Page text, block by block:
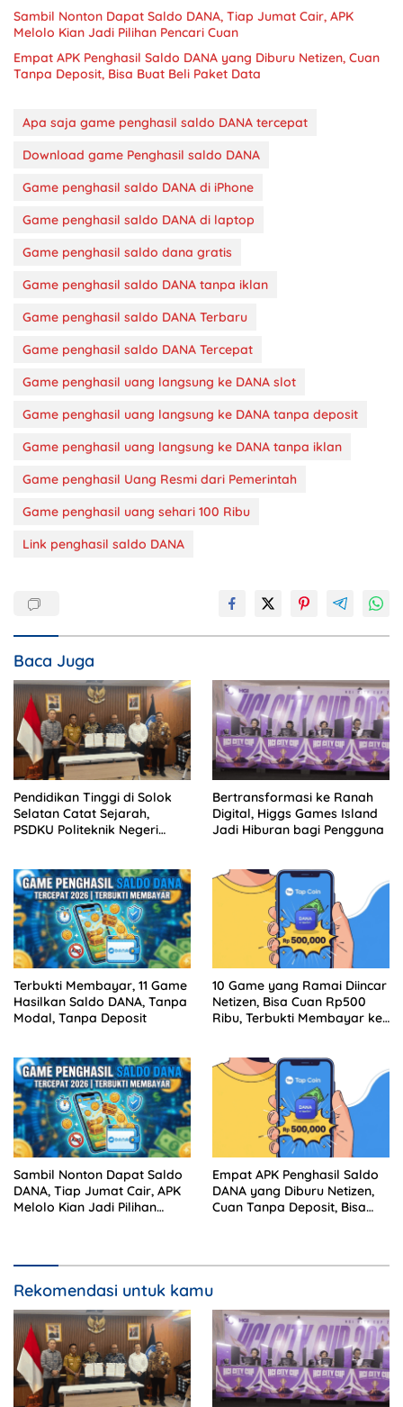
Sambil Nonton Dapat Saldo DANA, Tiap Jumat Cair, APK
Melolo Kian Jadi Pilihan Pencari Cuan
Empat APK Penghasil Saldo DANA yang Diburu Netizen, Cuan
Tanpa Deposit, Bisa Buat Beli Paket Data
Apa saja game penghasil saldo DANA tercepat
Download game Penghasil saldo DANA
Game penghasil saldo DANA di iPhone
Game penghasil saldo DANA di laptop
Game penghasil saldo dana gratis
Game penghasil saldo DANA tanpa iklan
Game penghasil saldo DANA Terbaru
Game penghasil saldo DANA Tercepat
Game penghasil uang langsung ke DANA slot
Game penghasil uang langsung ke DANA tanpa deposit
Game penghasil uang langsung ke DANA tanpa iklan
Game penghasil Uang Resmi dari Pemerintah
Game penghasil uang sehari 100 Ribu
Link penghasil saldo DANA
Baca Juga
Pendidikan Tinggi di Solok
Selatan Catat Sejarah,
PSDKU Politeknik Negeri
Bertransformasi ke Ranah
Digital, Higgs Games Island
Jadi Hiburan bagi Pengguna
Terbukti Membayar, 11 Game
Hasilkan Saldo DANA, Tanpa
Modal, Tanpa Deposit
10 Game yang Ramai Diincar
Netizen, Bisa Cuan Rp500
Ribu, Terbukti Membayar ke
Sambil Nonton Dapat Saldo
DANA, Tiap Jumat Cair, APK
Melolo Kian Jadi Pilihan
Empat APK Penghasil Saldo
DANA yang Diburu Netizen,
Cuan Tanpa Deposit, Bisa
Rekomendasi untuk kamu